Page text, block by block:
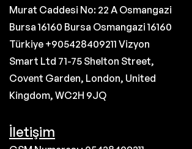
Murat Caddesi No: 22 A Osmangazi
Bursa 16160 Bursa Osmangazi 16160
Türkiye +905428409211 Vizyon
Smart Ltd 71-75 Shelton Street,
Covent Garden, London, United
Kingdom, WC2H 9JQ
İletişim